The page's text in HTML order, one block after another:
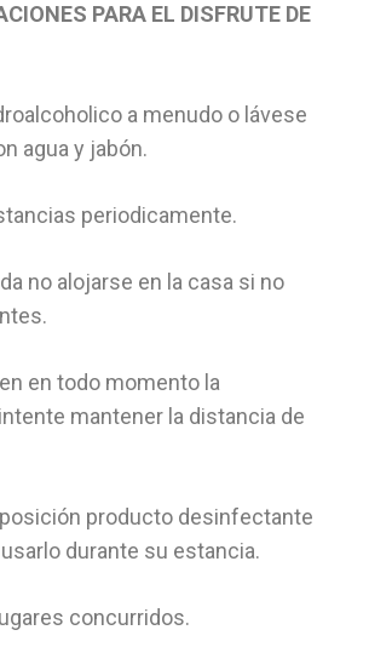
PARA EL DISFRUTE DE
a menudo o lávese
agua y jabón.
periodicamente.
no alojarse en la casa si no
en todo momento la
mantener la distancia de
producto desinfectante
durante su estancia.
concurridos.